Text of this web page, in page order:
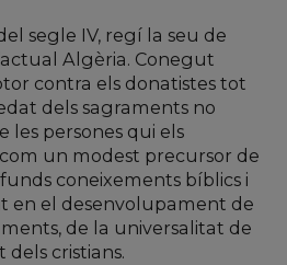
segle IV, regí la seu de
Algèria. Conegut
contra els donatistes tot
dels sagraments no
les persones qui els
un modest precursor de
coneixements bíblics i
en el desenvolupament de
de la universalitat de
dels cristians.